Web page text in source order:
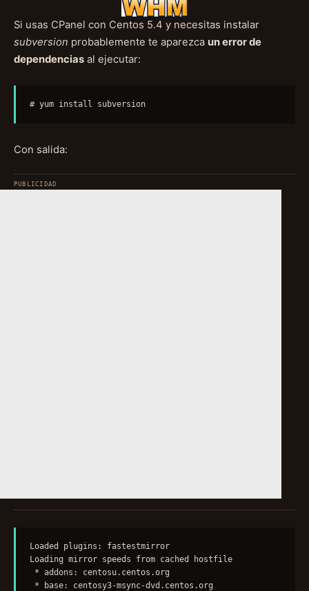
Si usas CPanel con Centos 5.4 y necesitas instalar
subversion probablemente te aparezca un error de
dependencias al ejecutar:
# yum install subversion
Con salida:
Loaded plugins: fastestmirror
Loading mirror speeds from cached hostfile
* addons: centosu.centos.org
* base: centosy3-msync-dvd.centos.org